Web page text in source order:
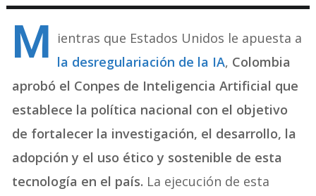
M ientras que Estados Unidos le apuesta a
la desregulariación de la IA, Colombia
aprobó el Conpes de Inteligencia Artificial que
establece la política nacional con el objetivo
de fortalecer la investigación, el desarrollo, la
adopción y el uso ético y sostenible de esta
tecnología en el país. La ejecución de esta